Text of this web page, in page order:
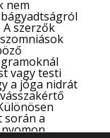
nem
szerzők
vagy testi
a jóga nidrát
során a